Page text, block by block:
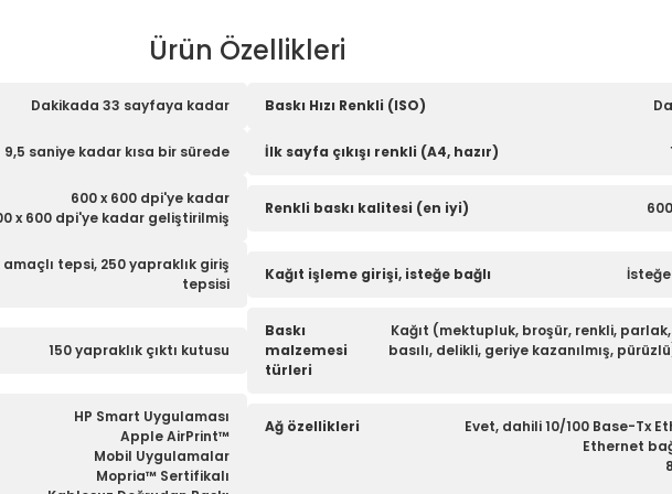
Ürün Özellikleri
Dakikada 33 sayfaya kadar Baskı Hızı Renkli (ISO)
9,5 saniye kadar kısa bir sürede İlk sayfa çıkışı renkli (A4, hazır)
600 x 600 dpi'ye kadar
x 600 dpi'ye kadar geliştirilmiş
Renkli baskı kalitesi (en iyi)
tepsi, 250 yapraklık giriş
tepsisi
Kağıt işleme girişi, isteğe bağlı
150 yapraklık çıktı kutusu
Baskı
malzemesi
türleri
Kağıt (mektupluk, broşür, renkli,
basılı, delikli, geriye kazanılmış,
HP Smart Uygulaması
Apple AirPrint™
Mobil Uygulamalar
Mopria™ Sertifikalı
Ağ özellikleri
Evet, dahili 10/100 Base-Tx
Ethernet